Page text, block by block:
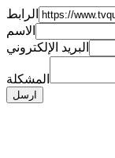
الرابط
الاسم
البريد الإلكتروني
المشكلة
ارسل